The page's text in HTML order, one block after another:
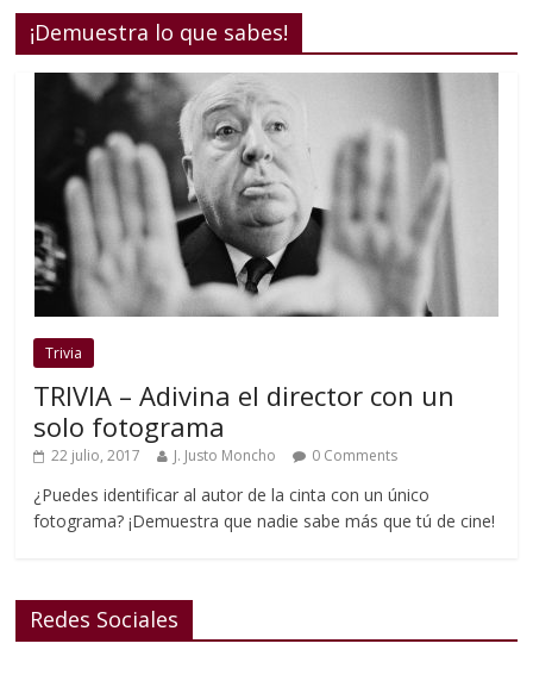
¡Demuestra lo que sabes!
Trivia
TRIVIA – Adivina el director con un
solo fotograma
22 julio, 2017 J. Justo Moncho 0 Comments
¿Puedes identificar al autor de la cinta con un único
fotograma? ¡Demuestra que nadie sabe más que tú de cine!
Redes Sociales